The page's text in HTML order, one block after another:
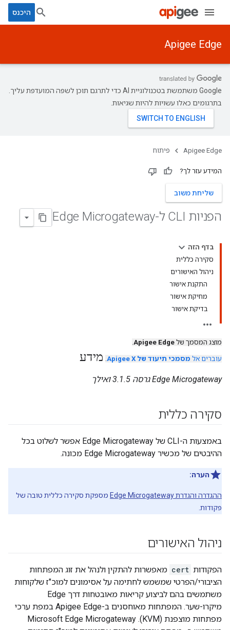
היכנס
Apigee Edge
‫Google משתמשת בטכנולוגיית AI כדי לתרגם תוכן לשפה המועדפת עליך.
בתרגומים כאלו עשויות להיות שגיאות.
Apigee Edge פיתוח
המידע עזר לך?
שליחת משוב
הפניות CLI ל-Edge Microgateway
בדף הזה
סקירה כללית
ניהול האישורים
התקנת אישור
מחיקת אישור
בדיקת אישור
מוצג המסמך של Apigee Edge
.
עוברים אל מסמכי תיעוד של Apigee X . מידע
Edge Microgateway גרסה 3.1.5 ואילך
סקירה כללית
באמצעות ה-CLI של Edge Microgateway אפשר לשלוט בכל
ההיבטים של מכשיר Edge Microgateway מכונה.
הערה:
ההגדרה והגדרת Edge Microgateway
מספקת סקירה כללית טובה של
פקודות.
ניהול האישורים
הפקודות cert מאפשרות להתקין ולנהל את זוג המפתחות
הציבורי/הפרטי שמשמש לחתימה על אסימונים למוכ"ז שלקוחות
משתמשים בהם לביצוע קריאות מאובטחות דרך Edge
מיקרו-שער. המפתחות מאוחסנים ב-Apigee Edge במפת ערכי
מפתחות מוצפנת (KVM). Microsoft Edge Microgateway